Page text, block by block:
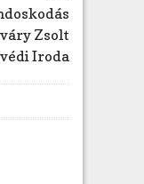
Zsolt
Iroda